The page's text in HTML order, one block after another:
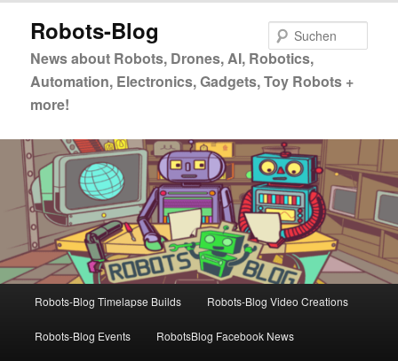
primären
springen
sekundären
springen
Robots-Blog
News about Robots, Drones, AI, Robotics,
Automation, Electronics, Gadgets, Toy Robots +
more!
Robots-Blog Timelapse Builds Robots-Blog Video Creations
Robots-Blog Events RobotsBlog Facebook News